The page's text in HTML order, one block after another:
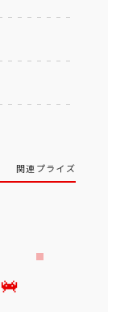
関連プライズ